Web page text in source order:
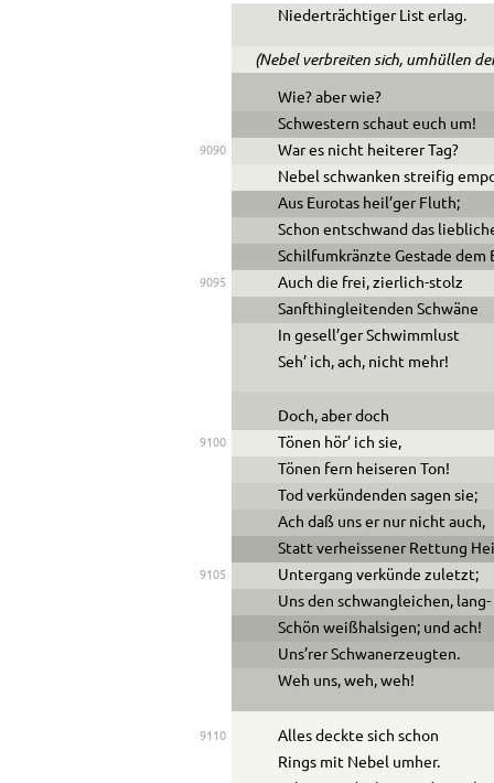
Niederträchtiger List erlag.
(Nebel verbreiten sich, umhüllen
Wie? aber wie?
Schwestern schaut euch um!
9090
War es nicht heiterer Tag?
Nebel schwanken streifig
Aus Eurotas heil’ger Fluth;
Schon entschwand das
Schilfumkränzte Gestade dem
9095
Auch die frei, zierlich-stolz
Sanfthingleitenden Schwäne
In gesell’ger Schwimmlust
Seh’ ich, ach, nicht mehr!
Doch, aber doch
9100
Tönen hör’ ich sie,
Tönen fern heiseren Ton!
Tod verkündenden sagen sie;
Ach daß uns er nur nicht auch,
Statt verheissener Rettung
9105
Untergang verkünde zuletzt;
Uns den schwangleichen, lang-
Schön weißhalsigen; und ach!
Uns’rer Schwanerzeugten.
Weh uns, weh, weh!
9110
Alles deckte sich schon
Rings mit Nebel umher.